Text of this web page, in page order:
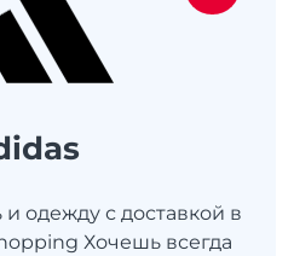
одежду с доставкой в
Хочешь всегда